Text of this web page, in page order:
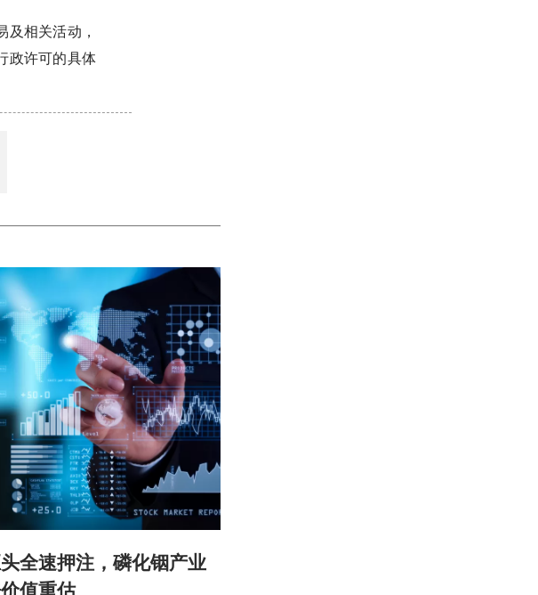
及相关活动，
政许可的具体
全速押注，磷化铟产业
值重估